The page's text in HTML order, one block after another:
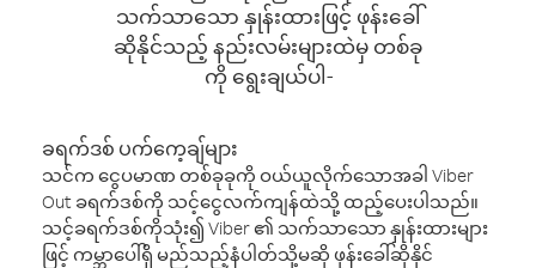
သက်သာသော နှုန်းထားဖြင့် ဖုန်းခေါ်
ဆိုနိုင်သည့် နည်းလမ်းများထဲမှ တစ်ခု
ကို ရွေးချယ်ပါ-
ခရက်ဒစ် ပက်ကေ့ချ်များ
သင်က ငွေပမာဏ တစ်ခုခုကို ဝယ်ယူလိုက်သောအခါ Viber
Out ခရက်ဒစ်ကို သင့်ငွေလက်ကျန်ထဲသို့ ထည့်ပေးပါသည်။
သင့်ခရက်ဒစ်ကိုသုံး၍ Viber ၏ သက်သာသော နှုန်းထားများ
ဖြင့် ကမ္ဘာပေါ်ရှိ မည်သည့်နံပါတ်သို့မဆို ဖုန်းခေါ်ဆိုနိုင်